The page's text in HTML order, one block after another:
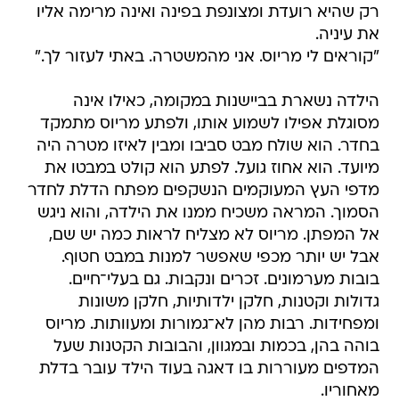
רק שהיא רועדת ומצונפת בפינה ואינה מרימה אליו
את עיניה.
"קוראים לי מריוס. אני מהמשטרה. באתי לעזור לך."
הילדה נשארת בביישנות במקומה, כאילו אינה
מסוגלת אפילו לשמוע אותו, ולפתע מריוס מתמקד
בחדר. הוא שולח מבט סביבו ומבין לאיזו מטרה היה
מיועד. הוא אחוז גועל. לפתע הוא קולט במבטו את
מדפי העץ המעוקמים הנשקפים מפתח הדלת לחדר
הסמוך. המראה משכיח ממנו את הילדה, והוא ניגש
אל המפתן. מריוס לא מצליח לראות כמה יש שם,
אבל יש יותר מכפי שאפשר למנות במבט חטוף.
בובות מערמונים. זכרים ונקבות. גם בעלי־חיים.
גדולות וקטנות, חלקן ילדותיות, חלקן משונות
ומפחידות. רבות מהן לא־גמורות ומעוותות. מריוס
בוהה בהן, בכמות ובמגוון, והבובות הקטנות שעל
המדפים מעוררות בו דאגה בעוד הילד עובר בדלת
מאחוריו.